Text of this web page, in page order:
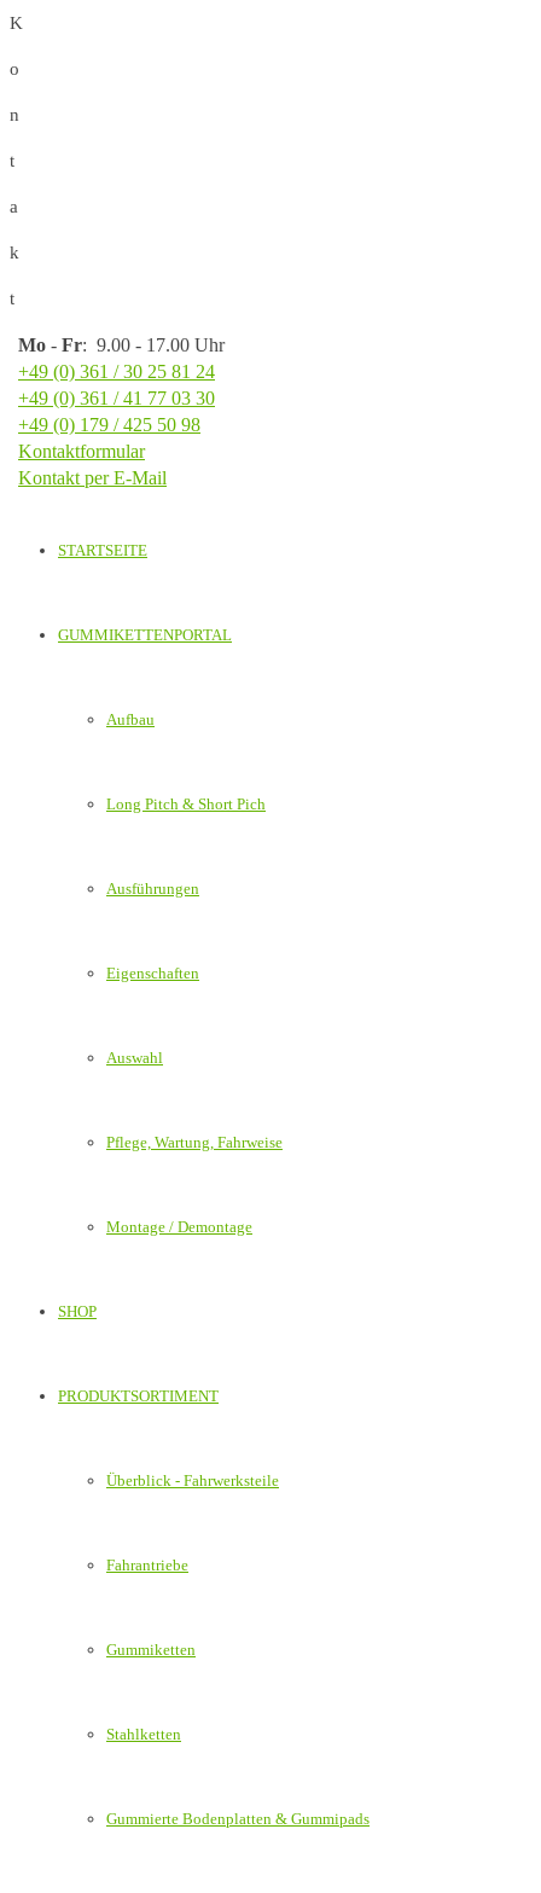
K
o
n
t
a
k
t
Mo - Fr: 9.00 - 17.00 Uhr
+49 (0) 361 / 30 25 81 24
+49 (0) 361 / 41 77 03 30
+49 (0) 179 / 425 50 98
Kontaktformular
Kontakt per E-Mail
STARTSEITE
GUMMIKETTENPORTAL
Aufbau
Long Pitch & Short Pich
Ausführungen
Eigenschaften
Auswahl
Pflege, Wartung, Fahrweise
Montage / Demontage
SHOP
PRODUKTSORTIMENT
Überblick - Fahrwerksteile
Fahrantriebe
Gummiketten
Stahlketten
Gummierte Bodenplatten & Gummipads